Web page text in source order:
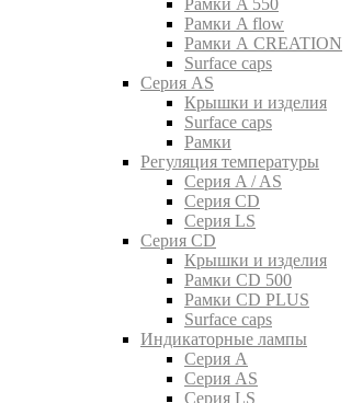
Рамки A 550
Рамки A flow
Рамки A CREATION
Surface caps
Серия AS
Крышки и изделия
Surface caps
Рамки
Регуляция температуры
Серия A / AS
Серия CD
Серия LS
Серия CD
Крышки и изделия
Рамки CD 500
Рамки CD PLUS
Surface caps
Индикаторные лампы
Серия A
Серия AS
Серия LS